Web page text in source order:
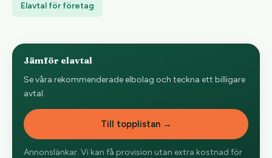
Elavtal för företag
Jämför elavtal
Se våra rekommenderade elbolag och teckna ett billigare
avtal.
Till topplistan →
Annonslänkar. Vi kan få provision utan extra kostnad för